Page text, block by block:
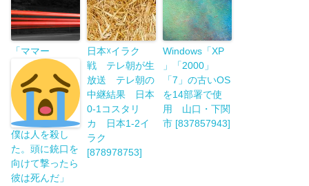
「ママー
僕は人を殺し
た。頭に銃口を
向けて撃ったら
彼は死んだ」
日本☓イラク
戦 テレ朝が生
放送 テレ朝の
中継結果 日本
0-1コスタリ
カ 日本1-2イ
ラク
[878978753]
Windows「XP
」「2000」
「7」の古いOS
を14部署で使
用 山口・下関
市 [837857943]